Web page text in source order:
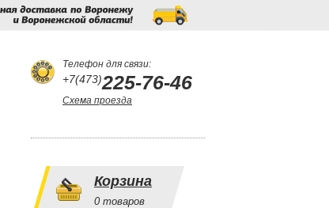
Телефон для связи:
+7(473)225-76-46
Схема проезда
Корзина
0 товаров